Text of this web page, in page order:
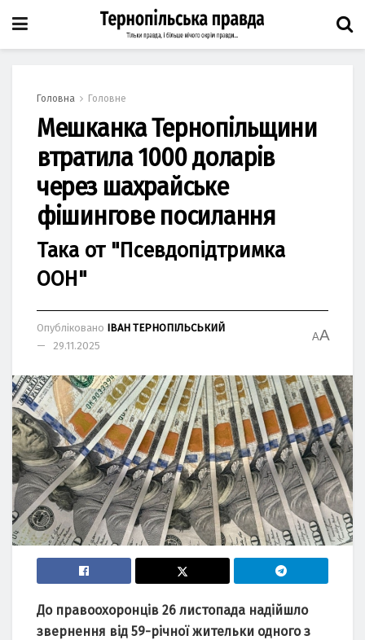
Головна Головне
Мешканка Тернопільщини
втратила 1000 доларів
через шахрайське
фішингове посилання
Така от "Псевдопідтримка
ООН"
Опубліковано ІВАН ТЕРНОПІЛЬСЬКИЙ
29.11.2025
AA
До правоохоронців 26 листопада надійшло
звернення від 59-річної жительки одного з